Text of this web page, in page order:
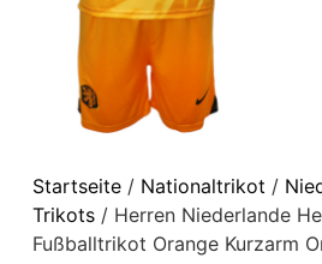
Startseite/ Nationaltrikot /
Trikots/ Herren Niederlande
Fußballtrikot Orange Kurzarm